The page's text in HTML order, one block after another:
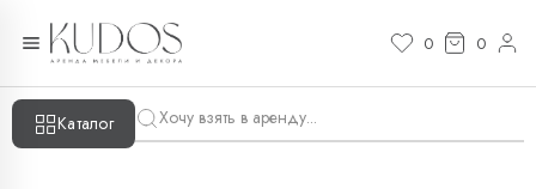
0 0
Каталог